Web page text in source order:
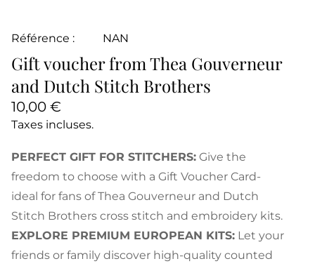
Référence : NAN
Gift voucher from Thea Gouverneur
and Dutch Stitch Brothers
Prix
normal
10,00 €
Taxes incluses.
PERFECT GIFT FOR STITCHERS: Give the
freedom to choose with a Gift Voucher Card-
ideal for fans of Thea Gouverneur and Dutch
Stitch Brothers cross stitch and embroidery kits.
EXPLORE PREMIUM EUROPEAN KITS: Let your
friends or family discover high-quality counted